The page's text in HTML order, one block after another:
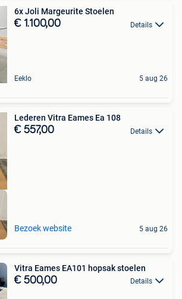
6x Joli Margeurite Stoelen
€ 1.100,00 Details
Eeklo 5 aug 26
Lederen Vitra Eames Ea 108
€ 557,00 Details
Bezoek website 5 aug 26
Vitra Eames EA101 hopsak stoelen
€ 500,00 Details